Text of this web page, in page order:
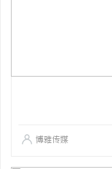
博雅传媒